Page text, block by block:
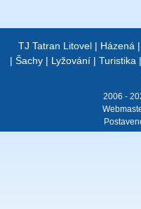
TJ Tatran Litovel | Házená |
| Šachy| Lyžování| Turistika |
2006 -